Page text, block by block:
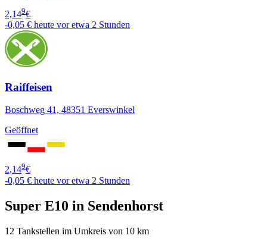
2,149€
-0,05 € heute vor etwa 2 Stunden
Raiffeisen
Boschweg 41, 48351 Everswinkel
Geöffnet
2,149€
-0,05 € heute vor etwa 2 Stunden
Super E10 in Sendenhorst
12 Tankstellen im Umkreis von 10 km